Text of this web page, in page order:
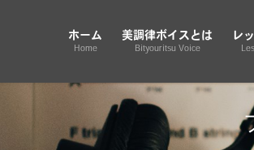
ホーム
Home
美調律ボイスとは
Bityouritsu Voice
レ